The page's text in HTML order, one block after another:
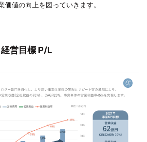
価値の向上を図っていきます。
営目標 P/L